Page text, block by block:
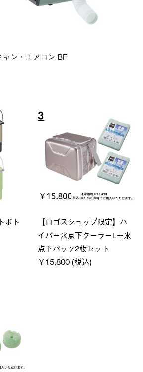
ャン・エアコン-BF
ボト
3
【ロゴスショップ限定】ハ
イパー氷点下クーラーL＋氷
点下パック2枚セット
￥15,800 (税込)